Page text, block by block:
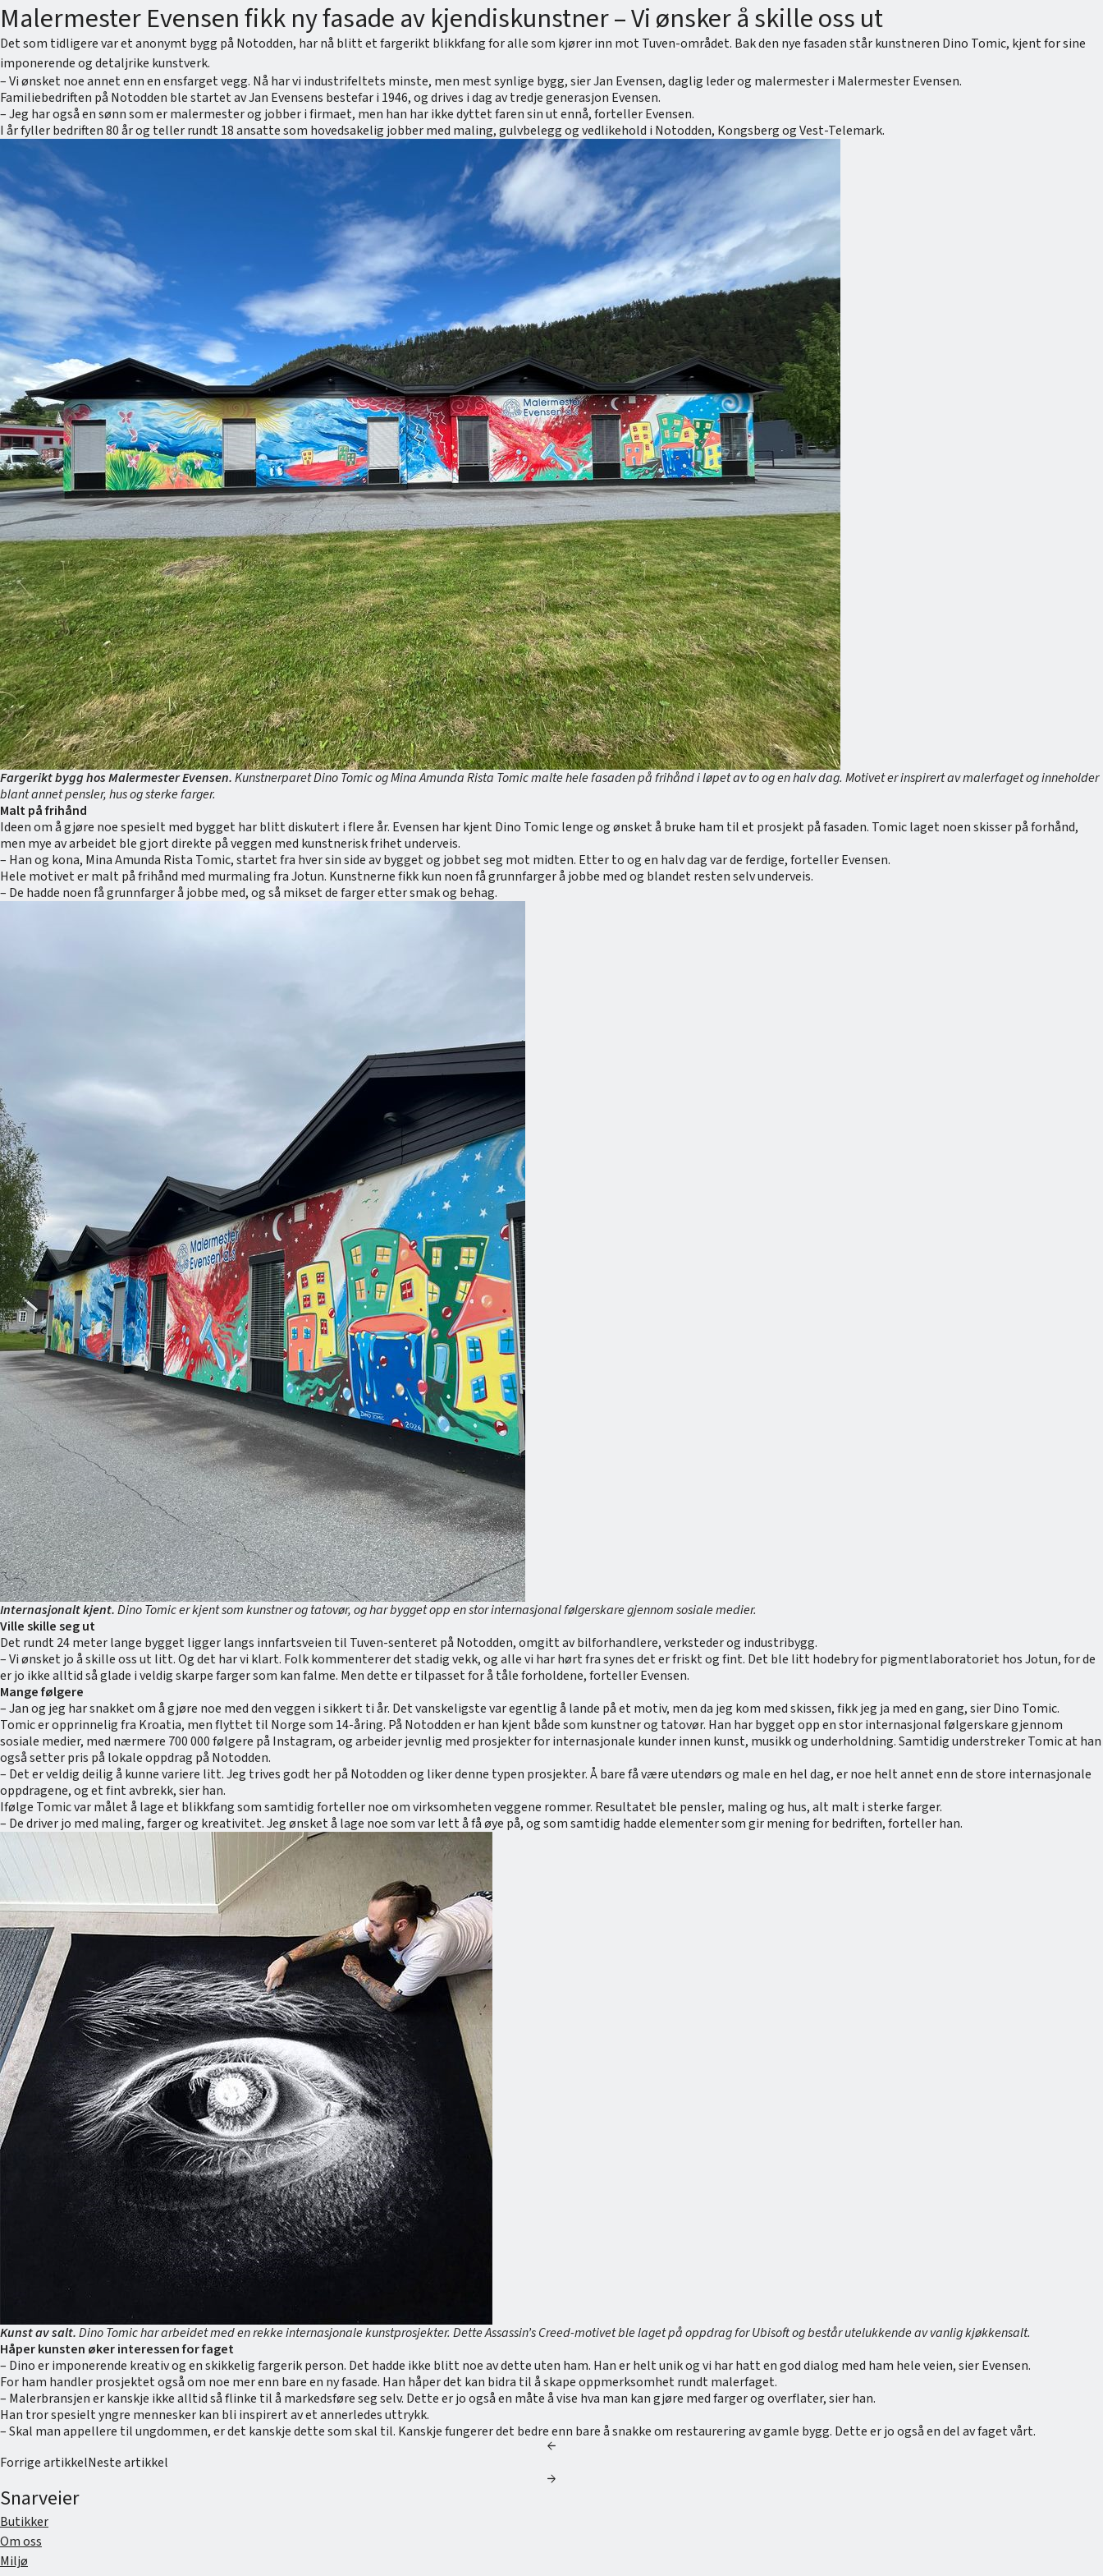
Malermester Evensen fikk ny fasade av kjendiskunstner – Vi ønsker å skille oss ut
Det som tidligere var et anonymt bygg på Notodden, har nå blitt et fargerikt blikkfang for alle som kjører inn mot Tuven-området. Bak den nye fasaden står kunstneren Dino Tomic, kjent for sine
imponerende og detaljrike kunstverk.
– Vi ønsket noe annet enn en ensfarget vegg. Nå har vi industrifeltets minste, men mest synlige bygg, sier Jan Evensen, daglig leder og malermester i Malermester Evensen.
Familiebedriften på Notodden ble startet av Jan Evensens bestefar i 1946, og drives i dag av tredje generasjon Evensen.
– Jeg har også en sønn som er malermester og jobber i firmaet, men han har ikke dyttet faren sin ut ennå, forteller Evensen.
I år fyller bedriften 80 år og teller rundt 18 ansatte som hovedsakelig jobber med maling, gulvbelegg og vedlikehold i Notodden, Kongsberg og Vest-Telemark.
Fargerikt bygg hos Malermester Evensen.Kunstnerparet Dino Tomic og Mina Amunda Rista Tomic malte hele fasaden på frihånd i løpet av to og en halv dag. Motivet er inspirert av malerfaget og inneholder
blant annet pensler, hus og sterke farger.
Malt på frihånd
Ideen om å gjøre noe spesielt med bygget har blitt diskutert i flere år. Evensen har kjent Dino Tomic lenge og ønsket å bruke ham til et prosjekt på fasaden. Tomic laget noen skisser på forhånd,
men mye av arbeidet ble gjort direkte på veggen med kunstnerisk frihet underveis.
– Han og kona, Mina Amunda Rista Tomic, startet fra hver sin side av bygget og jobbet seg mot midten. Etter to og en halv dag var de ferdige, forteller Evensen.
Hele motivet er malt på frihånd med murmaling fra Jotun. Kunstnerne fikk kun noen få grunnfarger å jobbe med og blandet resten selv underveis.
– De hadde noen få grunnfarger å jobbe med, og så mikset de farger etter smak og behag.
Internasjonalt kjent.Dino Tomic er kjent som kunstner og tatovør, og har bygget opp en stor internasjonal følgerskare gjennom sosiale medier.
Ville skille seg ut
Det rundt 24 meter lange bygget ligger langs innfartsveien til Tuven-senteret på Notodden, omgitt av bilforhandlere, verksteder og industribygg.
– Vi ønsket jo å skille oss ut litt. Og det har vi klart. Folk kommenterer det stadig vekk, og alle vi har hørt fra synes det er friskt og fint. Det ble litt hodebry for pigmentlaboratoriet hos Jotun, for de
er jo ikke alltid så glade i veldig skarpe farger som kan falme. Men dette er tilpasset for å tåle forholdene, forteller Evensen.
Mange følgere
– Jan og jeg har snakket om å gjøre noe med den veggen i sikkert ti år. Det vanskeligste var egentlig å lande på et motiv, men da jeg kom med skissen, fikk jeg ja med en gang, sier Dino Tomic.
Tomic er opprinnelig fra Kroatia, men flyttet til Norge som 14-åring. På Notodden er han kjent både som kunstner og tatovør. Han har bygget opp en stor internasjonal følgerskare gjennom
sosiale medier, med nærmere 700 000 følgere på Instagram, og arbeider jevnlig med prosjekter for internasjonale kunder innen kunst, musikk og underholdning. Samtidig understreker Tomic at han
også setter pris på lokale oppdrag på Notodden.
– Det er veldig deilig å kunne variere litt. Jeg trives godt her på Notodden og liker denne typen prosjekter. Å bare få være utendørs og male en hel dag, er noe helt annet enn de store internasjonale
oppdragene, og et fint avbrekk, sier han.
Ifølge Tomic var målet å lage et blikkfang som samtidig forteller noe om virksomheten veggene rommer. Resultatet ble pensler, maling og hus, alt malt i sterke farger.
– De driver jo med maling, farger og kreativitet. Jeg ønsket å lage noe som var lett å få øye på, og som samtidig hadde elementer som gir mening for bedriften, forteller han.
Kunst av salt.Dino Tomic har arbeidet med en rekke internasjonale kunstprosjekter. Dette Assassin’s Creed-motivet ble laget på oppdrag for Ubisoft og består utelukkende av vanlig kjøkkensalt.
Håper kunsten øker interessen for faget
– Dino er imponerende kreativ og en skikkelig fargerik person. Det hadde ikke blitt noe av dette uten ham. Han er helt unik og vi har hatt en god dialog med ham hele veien, sier Evensen.
For ham handler prosjektet også om noe mer enn bare en ny fasade. Han håper det kan bidra til å skape oppmerksomhet rundt malerfaget.
– Malerbransjen er kanskje ikke alltid så flinke til å markedsføre seg selv. Dette er jo også en måte å vise hva man kan gjøre med farger og overflater, sier han.
Han tror spesielt yngre mennesker kan bli inspirert av et annerledes uttrykk.
– Skal man appellere til ungdommen, er det kanskje dette som skal til. Kanskje fungerer det bedre enn bare å snakke om restaurering av gamle bygg. Dette er jo også en del av faget vårt.
arrow_back
Forrige artikkelNeste artikkel
arrow_forward
Snarveier
Butikker
Om oss
Miljø